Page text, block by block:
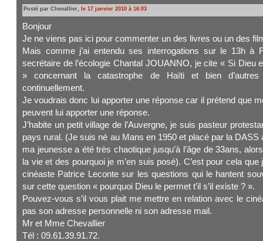
Posté par Chevallier, le 17 janvier 2010 à 16:03
Bonjour
Je ne viens pas ici pour commenter un des livres ou un des
Mais comme j’ai entendu ses interrogations sur le 13h à
secrétaire de l’écologie Chantal JOUANNO, je cite « Si Dieu
» concernant la catastrophe de Haïti et bien
continuellement.
Je voudrais donc lui apporter une réponse car il prétend que
peuvent lui apporter une réponse.
J’habite un petit village de l’Auvergne, je suis pasteur
pays rural. (Je suis né au Mans en 1950 et placé par la DASS
ma jeunesse a été très chaotique jusqu’à l’âge de 33ans,
la vie et des pourquoi je m’en suis posé). C’est pour cela
cinéaste Patrice Leconte sur les questions qui le hantent
sur cette question « pourquoi Dieu le permet t’il s’il existe ? ».
Pouvez-vous s’il vous plait me mettre en relation avec le
pas son adresse personnelle ni son adresse mail.
Mr et Mme Chevallier
Tél : 09.61.39.91.72.